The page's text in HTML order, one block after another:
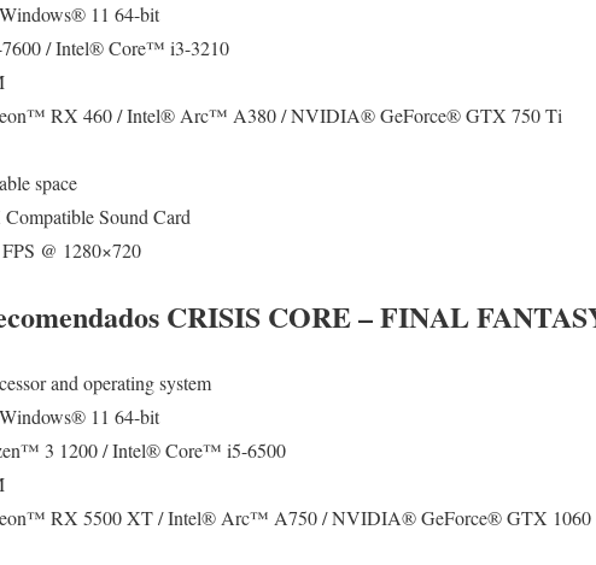
11 64-bit
/ Intel® Core™ i3-3210
RX 460 / Intel® Arc™ A380 / NVIDIA® GeForce® GTX 750 Ti
space
Sound Card
@ 1280×720
CRISIS CORE – FINAL
and operating system
11 64-bit
3 1200 / Intel® Core™ i5-6500
RX 5500 XT / Intel® Arc™ A750 / NVIDIA® GeForce® GTX